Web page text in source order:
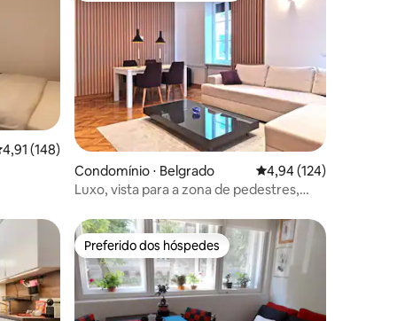
de uma avaliação média de 5, 148 avaliações
4,91 (148)
Condomínio ⋅ Belgrado 4,94 de uma avaliação
4,94 (124)
Luxo, vista para a zona de pedestres,
Preferido dos hóspedes
Preferido dos hóspedes